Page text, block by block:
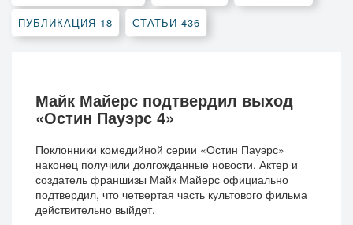
ПУБЛИКАЦИЯ 18 СТАТЬИ 436
Майк Майерс подтвердил выход
«Остин Пауэрс 4»
Поклонники комедийной серии «Остин Пауэрс»
наконец получили долгожданные новости. Актер и
создатель франшизы Майк Майерс официально
подтвердил, что четвертая часть культового фильма
действительно выйдет.